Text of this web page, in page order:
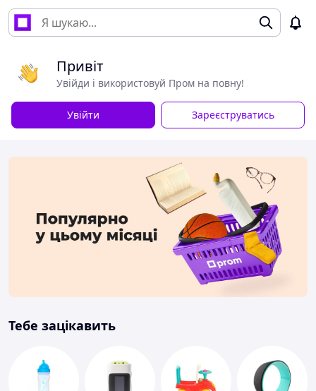
Привіт
Увійди і використовуй Пром на повну!
Увійти Зареєструватись
Тебе зацікавить